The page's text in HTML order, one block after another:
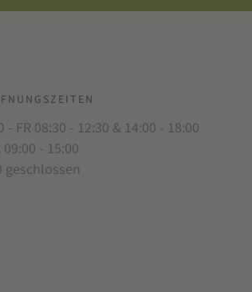
- FR 08:30 - 12:30 & 14:00 - 18:00
09:00 - 15:00
geschlossen